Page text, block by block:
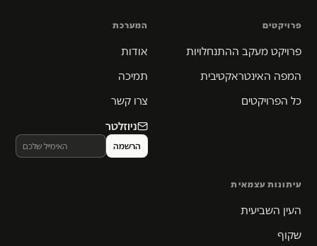
פרויקטים
פרויקט מעקב ההתנחלויות
המפה האינטראקטיבית
כל הפרויקטים
המערכת
אודות
תמיכה
צרו קשר
ניוזלטר
עיתונות עצמאית
העין השביעית
שקוף